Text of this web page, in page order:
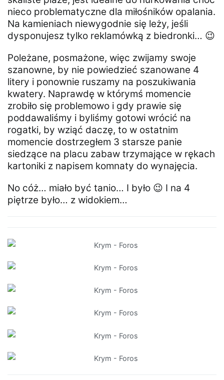
nieco problematyczne dla miłośników opalania.
Na kamieniach niewygodnie się leży, jeśli
dysponujesz tylko reklamówką z biedronki… 😉
Poleżane, posmażone, więc zwijamy swoje
szanowne, by nie powiedzieć szanowane 4
litery i ponownie ruszamy na poszukiwania
kwatery. Naprawdę w którymś momencie
zrobiło się problemowo i gdy prawie się
poddawaliśmy i byliśmy gotowi wrócić na
rogatki, by wziąć daczę, to w ostatnim
momencie dostrzegłem 3 starsze panie
siedzące na placu zabaw trzymające w rękach
kartoniki z napisem komnaty do wynajęcia.
No cóż… miało być tanio… I było 😉 I na 4
piętrze było… z widokiem…